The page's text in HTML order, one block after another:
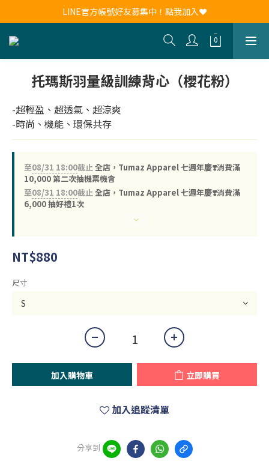
新會員註冊送30元購物金！現領現用！
LINE官方帳號好友募集中！點我加入❤
新會員註冊送30元購物金！現領現用！
托瑪斯羽量級訓練背心（櫻花粉）
-超輕盈、超透氣、超涼爽
-時尚、機能、環保共存
至08/31 18:00截止全店，Tumaz Apparel 七週年慶❣️消費滿
10,000 第二次抽機票機會
至08/31 18:00截止全店，Tumaz Apparel 七週年慶❣️消費滿
6,000 抽好禮1次
NT$880
尺寸
加入購物車 立即購買
加入追蹤清單
分享到